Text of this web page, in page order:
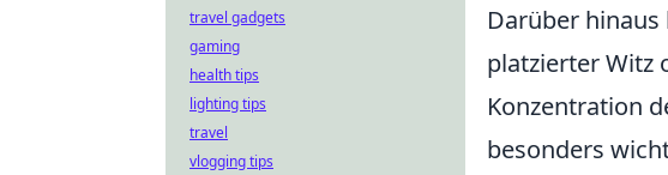
Darüber hinaus
platzierter Witz
Konzentration
besonders
travel gadgets
gaming
health tips
lighting tips
travel
vlogging tips